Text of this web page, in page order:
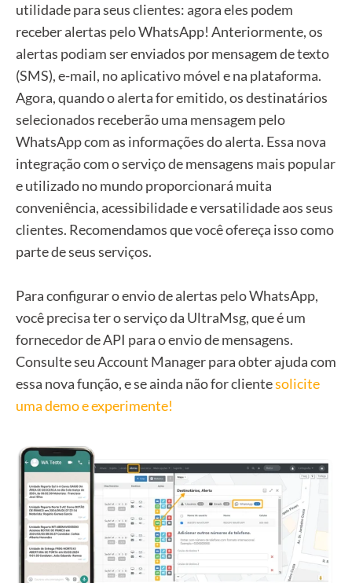
utilidade para seus clientes: agora eles podem
receber alertas pelo WhatsApp! Anteriormente, os
alertas podiam ser enviados por mensagem de texto
(SMS), e-mail, no aplicativo móvel e na plataforma.
Agora, quando o alerta for emitido, os destinatários
selecionados receberão uma mensagem pelo
WhatsApp com as informações do alerta. Essa nova
integração com o serviço de mensagens mais popular
e utilizado no mundo proporcionará muita
conveniência, acessibilidade e versatilidade aos seus
clientes. Recomendamos que você ofereça isso como
parte de seus serviços.
Para configurar o envio de alertas pelo WhatsApp,
você precisa ter o serviço da UltraMsg, que é um
fornecedor de API para o envio de mensagens.
Consulte seu Account Manager para obter ajuda com
essa nova função, e se ainda não for clientesolicite
uma demo e experimente!